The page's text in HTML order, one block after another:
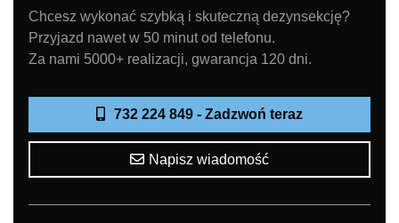
Chcesz wykonać szybką i skuteczną dezynsekcję?
Przyjazd nawet w 50 minut od telefonu.
Za nami 5000+ realizacji, gwarancja 120 dni.
732 224 849 - Zadzwoń teraz
Napisz wiadomość